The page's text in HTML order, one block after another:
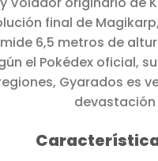
final de
6,5 metros de
el Pokédex oficial,
Gyarados
devastación